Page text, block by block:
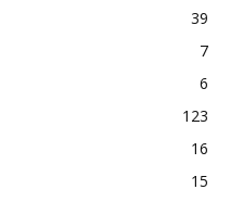
39
7
6
123
16
15